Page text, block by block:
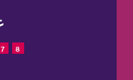
7 8